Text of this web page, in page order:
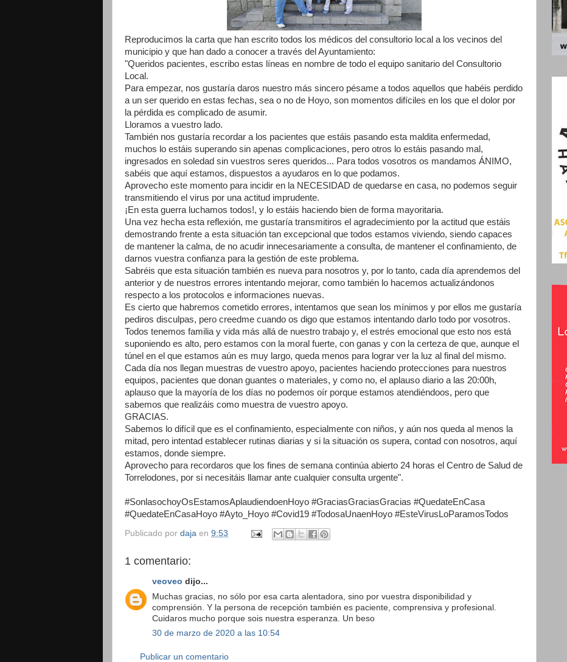
Reproducimos la carta que han escrito todos los médicos del consultorio local a los vecinos del
municipio y que han dado a conocer a través del Ayuntamiento:
"Queridos pacientes, escribo estas líneas en nombre de todo el equipo sanitario del Consultorio
Local.
Para empezar, nos gustaría daros nuestro más sincero pésame a todos aquellos que habéis perdido
a un ser querido en estas fechas, sea o no de Hoyo, son momentos difíciles en los que el dolor por
la pérdida es complicado de asumir.
Lloramos a vuestro lado.
También nos gustaría recordar a los pacientes que estáis pasando esta maldita enfermedad,
muchos lo estáis superando sin apenas complicaciones, pero otros lo estáis pasando mal,
ingresados en soledad sin vuestros seres queridos... Para todos vosotros os mandamos ÁNIMO,
sabéis que aquí estamos, dispuestos a ayudaros en lo que podamos.
Aprovecho este momento para incidir en la NECESIDAD de quedarse en casa, no podemos seguir
transmitiendo el virus por una actitud imprudente.
¡En esta guerra luchamos todos!, y lo estáis haciendo bien de forma mayoritaria.
Una vez hecha esta reflexión, me gustaría transmitiros el agradecimiento por la actitud que estáis
demostrando frente a esta situación tan excepcional que todos estamos viviendo, siendo capaces
de mantener la calma, de no acudir innecesariamente a consulta, de mantener el confinamiento, de
darnos vuestra confianza para la gestión de este problema.
Sabréis que esta situación también es nueva para nosotros y, por lo tanto, cada día aprendemos del
anterior y de nuestros errores intentando mejorar, como también lo hacemos actualizándonos
respecto a los protocolos e informaciones nuevas.
Es cierto que habremos cometido errores, intentamos que sean los mínimos y por ellos me gustaría
pediros disculpas, pero creedme cuando os digo que estamos intentando darlo todo por vosotros.
Todos tenemos familia y vida más allá de nuestro trabajo y, el estrés emocional que esto nos está
suponiendo es alto, pero estamos con la moral fuerte, con ganas y con la certeza de que, aunque el
túnel en el que estamos aún es muy largo, queda menos para lograr ver la luz al final del mismo.
Cada día nos llegan muestras de vuestro apoyo, pacientes haciendo protecciones para nuestros
equipos, pacientes que donan guantes o materiales, y como no, el aplauso diario a las 20:00h,
aplauso que la mayoría de los días no podemos oír porque estamos atendiéndoos, pero que
sabemos que realizáis como muestra de vuestro apoyo.
GRACIAS.
Sabemos lo difícil que es el confinamiento, especialmente con niños, y aún nos queda al menos la
mitad, pero intentad establecer rutinas diarias y si la situación os supera, contad con nosotros, aquí
estamos, donde siempre.
Aprovecho para recordaros que los fines de semana continúa abierto 24 horas el Centro de Salud de
Torrelodones, por si necesitáis llamar ante cualquier consulta urgente".
#SonlasochoyOsEstamosAplaudiendoenHoyo #GraciasGraciasGracias #QuedateEnCasa
#QuedateEnCasaHoyo #Ayto_Hoyo #Covid19 #TodosaUnaenHoyo #EsteVirusLoParamosTodos
Publicado por daja en 9:53
1 comentario:
veoveo dijo...
Muchas gracias, no sólo por esa carta alentadora, sino por vuestra disponibilidad y
comprensión. Y la persona de recepción también es paciente, comprensiva y profesional.
Cuidaros mucho porque sois nuestra esperanza. Un beso
30 de marzo de 2020 a las 10:54
Publicar un comentario